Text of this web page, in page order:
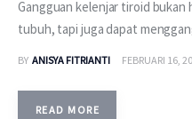
Gangguan kelenjar tiroid bukan
tubuh, tapi juga dapat
BY ANISYA FITRIANTI FEBRUARI 16,
READ MORE